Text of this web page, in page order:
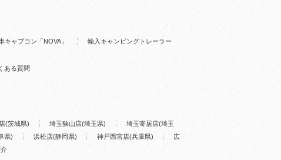
キャブコン「NOVA」
輸入キャンピングトレーラー
ある質問
(茨城県) 埼玉狭山店(埼玉県)
埼玉寄居店(埼玉
県) 浜松店(静岡県) 神戸西宮店(兵庫県)
広